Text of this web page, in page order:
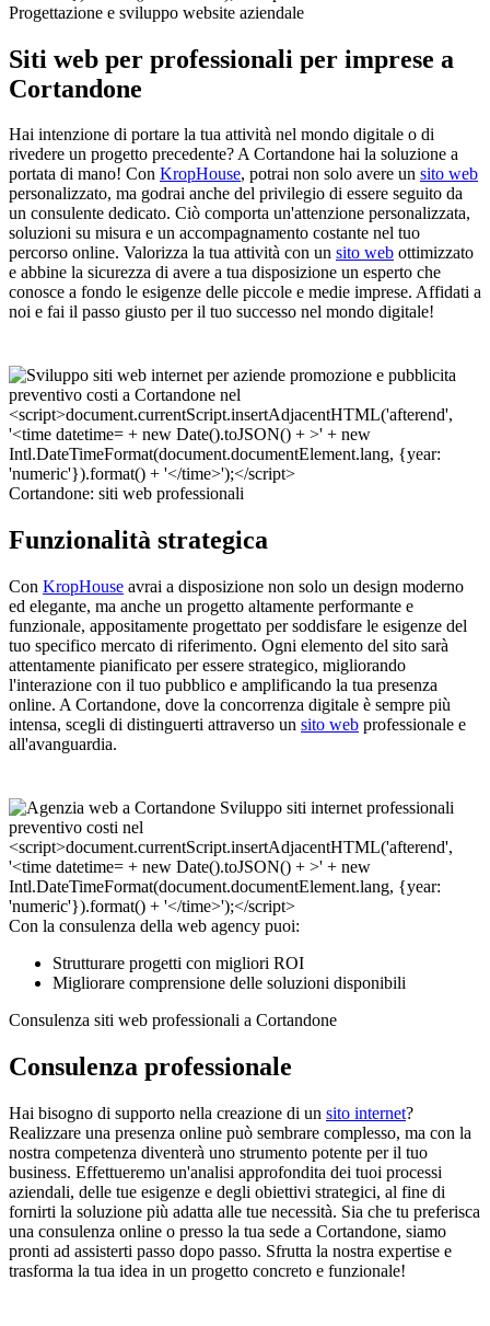
Progettazione e sviluppo website aziendale
Siti web per professionali per imprese a
Cortandone
Hai intenzione di portare la tua attività nel mondo digitale o di
rivedere un progetto precedente? A Cortandone hai la soluzione a
portata di mano! Con KropHouse, potrai non solo avere un sito web
personalizzato, ma godrai anche del privilegio di essere seguito da
un consulente dedicato. Ciò comporta un'attenzione personalizzata,
soluzioni su misura e un accompagnamento costante nel tuo
percorso online. Valorizza la tua attività con un sito web ottimizzato
e abbine la sicurezza di avere a tua disposizione un esperto che
conosce a fondo le esigenze delle piccole e medie imprese. Affidati a
noi e fai il passo giusto per il tuo successo nel mondo digitale!
Cortandone: siti web professionali
Funzionalità strategica
Con KropHouse avrai a disposizione non solo un design moderno
ed elegante, ma anche un progetto altamente performante e
funzionale, appositamente progettato per soddisfare le esigenze del
tuo specifico mercato di riferimento. Ogni elemento del sito sarà
attentamente pianificato per essere strategico, migliorando
l'interazione con il tuo pubblico e amplificando la tua presenza
online. A Cortandone, dove la concorrenza digitale è sempre più
intensa, scegli di distinguerti attraverso un sito web professionale e
all'avanguardia.
Con la consulenza della web agency puoi:
Strutturare progetti con migliori ROI
Migliorare comprensione delle soluzioni disponibili
Consulenza siti web professionali a Cortandone
Consulenza professionale
Hai bisogno di supporto nella creazione di un sito internet?
Realizzare una presenza online può sembrare complesso, ma con la
nostra competenza diventerà uno strumento potente per il tuo
business. Effettueremo un'analisi approfondita dei tuoi processi
aziendali, delle tue esigenze e degli obiettivi strategici, al fine di
fornirti la soluzione più adatta alle tue necessità. Sia che tu preferisca
una consulenza online o presso la tua sede a Cortandone, siamo
pronti ad assisterti passo dopo passo. Sfrutta la nostra expertise e
trasforma la tua idea in un progetto concreto e funzionale!